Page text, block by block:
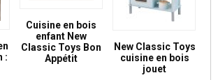
:
Cuisine en bois
enfant New
Classic Toys Bon
Appétit
New Classic Toys
cuisine en bois
jouet